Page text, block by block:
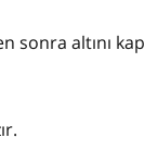
sonra altını